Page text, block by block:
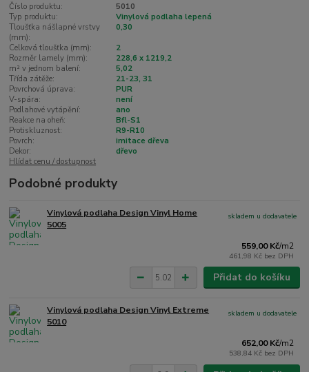
Číslo produktu:
5010
Typ produktu:
Vinylová podlaha lepená
Tloušťka nášlapné vrstvy
(mm):
0,30
Celková tloušťka (mm):
2
Rozměr lamely (mm):
228,6 x 1219,2
m² v jednom balení:
5,02
Třída zátěže:
21-23, 31
Povrchová úprava:
PUR
V-spára:
není
Podlahové vytápění:
ano
Reakce na oheň:
Bfl-S1
Protiskluznost:
R9-R10
Povrch:
imitace dřeva
Dekor:
dřevo
Hlídat cenu / dostupnost
Podobné produkty
Vinylová podlaha Design Vinyl Home
5005
559,00 Kč/m2
461,98 Kč bez DPH
skladem u dodavatele
Přidat do košíku
Vinylová podlaha Design Vinyl Extreme
5010
652,00 Kč/m2
538,84 Kč bez DPH
skladem u dodavatele